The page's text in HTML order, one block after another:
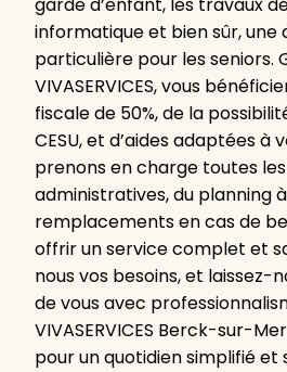
garde d’enfant, les travaux
informatique et bien sûr,
particulière pour les seniors.
VIVASERVICES, vous
fiscale de 50%, de la
CESU, et d’aides adaptées à
prenons en charge toutes
administratives, du planning
remplacements en cas de
offrir un service complet et
nous vos besoins, et laissez-
de vous avec
VIVASERVICES Berck-sur-
pour un quotidien simplifié et